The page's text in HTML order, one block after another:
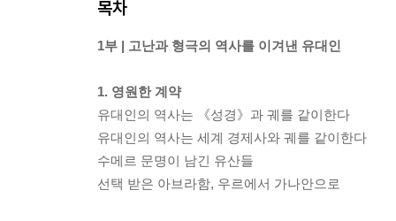
목차
1부 | 고난과 형극의 역사를 이겨낸 유대인
1. 영원한 계약
유대인의 역사는 《성경》과 궤를 같이한다
유대인의 역사는 세계 경제사와 궤를 같이한다
수메르 문명이 남긴 유산들
선택 받은 아브라함, 우르에서 가나안으로